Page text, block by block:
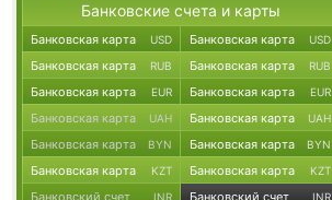
Банковские счета и карты
Банковская карта USD Банковская карта USD
Банковская карта RUB Банковская карта RUB
Банковская карта EUR Банковская карта EUR
Банковская карта UAH Банковская карта UAH
Банковская карта BYN Банковская карта BYN
Банковская карта KZT Банковская карта KZT
Банковский счет INR Банковский счет INR